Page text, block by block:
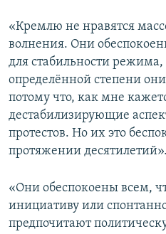
«Кремлю не нравятся
волнения. Они
для стабильности
определённой степени
потому что, как мне
дестабилизирующие
протестов. Но их это
протяжении десятилетий».
«Они обеспокоены всем,
инициативу или
предпочитают